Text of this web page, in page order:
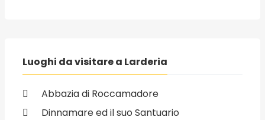
Luoghi da visitare a Larderia
Abbazia di Roccamadore
Dinnamare ed il suo Santuario